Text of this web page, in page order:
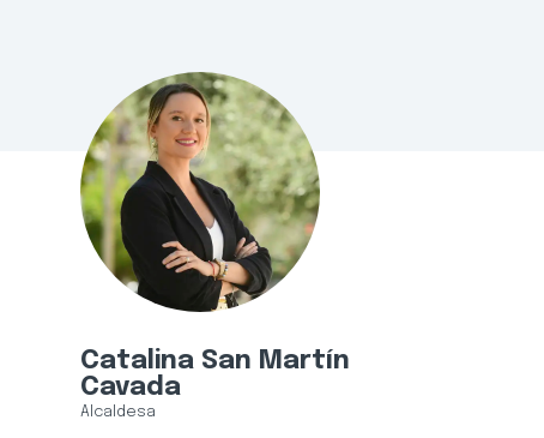
Catalina San Martín
Cavada
Alcaldesa